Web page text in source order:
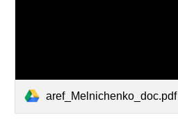
aref_Melnichenko_doc.pdf